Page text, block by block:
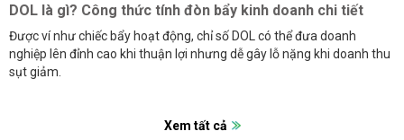
DOL là gì? Công thức tính đòn bẩy kinh doanh chi tiết
Được ví như chiếc bẩy hoạt động, chỉ số DOL có thể đưa doanh
nghiệp lên đỉnh cao khi thuận lợi nhưng dễ gây lỗ nặng khi doanh thu
sụt giảm.
Xem tất cả